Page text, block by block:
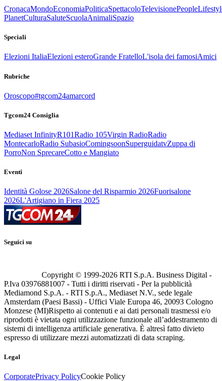
CronacaMondoEconomiaPoliticaSpettacoloTelevisionePeople
PlanetCulturaSaluteScuolaAnimaliSpazio
Speciali
Elezioni ItaliaElezioni esteroGrande FratelloL'isola dei famosiAmici
Rubriche
Oroscopo#tgcom24amarcord
Tgcom24 Consiglia
Mediaset InfinityR101Radio 105Virgin RadioRadio
MontecarloRadio SubasioComingsoonSuperguidatvZuppa di
PorroNon SprecareCotto e Mangiato
Eventi
Identità Golose 2026Salone del Risparmio 2026Fuorisalone
2026L'Artigiano in Fiera 2025
Seguici su
Copyright © 1999-2026 RTI S.p.A. Business Digital -
P.Iva 03976881007 - Tutti i diritti riservati - Per la pubblicità
Mediamond S.p.A. - RTI S.p.A., Mediaset N.V., sede legale
Amsterdam (Paesi Bassi) - Uffici Viale Europa 46, 20093 Cologno
Monzese (MI)Rispetto ai contenuti e ai dati personali trasmessi e/o
riprodotti è vietata ogni utilizzazione funzionale all’addestramento di
sistemi di intelligenza artificiale generativa. È altresì fatto divieto
espresso di utilizzare mezzi automatizzati di data scraping.
Legal
CorporatePrivacy PolicyCookie Policy